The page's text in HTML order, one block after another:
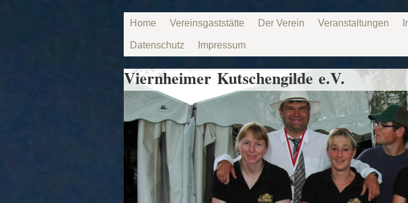
Home Vereinsgaststätte Der Verein Veranstaltungen
Datenschutz Impressum
Viernheimer Kutschengilde e.V.